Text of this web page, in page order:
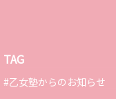
TAG
#乙女塾からのお知らせ